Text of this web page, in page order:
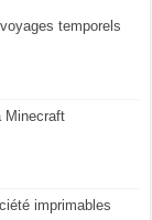
temporels
Minecraft
imprimables